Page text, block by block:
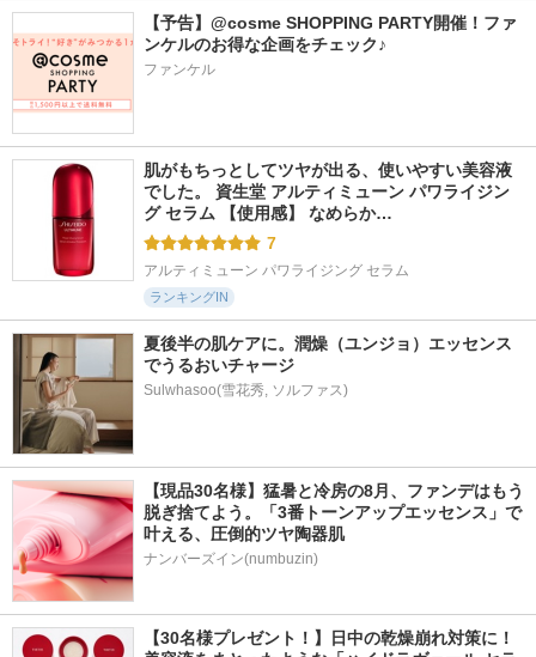
【予告】@cosme SHOPPING PARTY開催！ファ
ンケルのお得な企画をチェック♪
ファンケル
肌がもちっとしてツヤが出る、使いやすい美容液
でした。 資生堂 アルティミューン パワライジン
グ セラム 【使用感】 なめらか…
7
アルティミューン パワライジング セラム
ランキングIN
夏後半の肌ケアに。潤燥（ユンジョ）エッセンス
でうるおいチャージ
Sulwhasoo(雪花秀, ソルファス)
【現品30名様】猛暑と冷房の8月、ファンデはもう
脱ぎ捨てよう。「3番トーンアップエッセンス」で
叶える、圧倒的ツヤ陶器肌
ナンバーズイン(numbuzin)
【30名様プレゼント！】日中の乾燥崩れ対策に！